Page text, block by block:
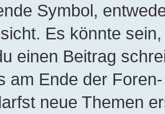
Symbol,
Es könnte
einen Beitrag
am Ende der
neue Themen